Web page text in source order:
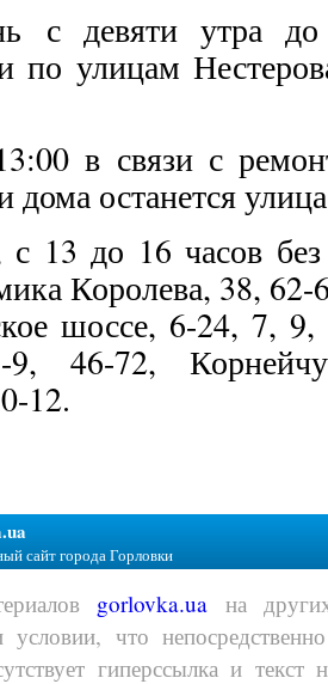
с девяти утра
по улицам
в связи с
дома останется
13 до 16 часов
Королева, 38,
шоссе, 6-24, 7, 9,
9, 46-72,
12.
сайт города Горловки
gorlovka.ua на
условии, что
гиперссылка и